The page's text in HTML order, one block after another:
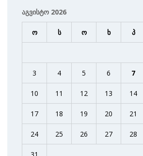
აგვისტო 2026
ო ს ო ხ პ
3 4 5 6 7
10 11 12 13 14
17 18 19 20 21
24 25 26 27 28